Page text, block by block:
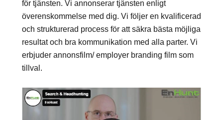
för tjänsten. Vi annonserar tjänsten enligt
överenskommelse med dig. Vi följer en kvalificerad
och strukturerad process för att säkra bästa möjliga
resultat och bra kommunikation med alla parter. Vi
erbjuder annonsfilm/ employer branding film som
tillval.